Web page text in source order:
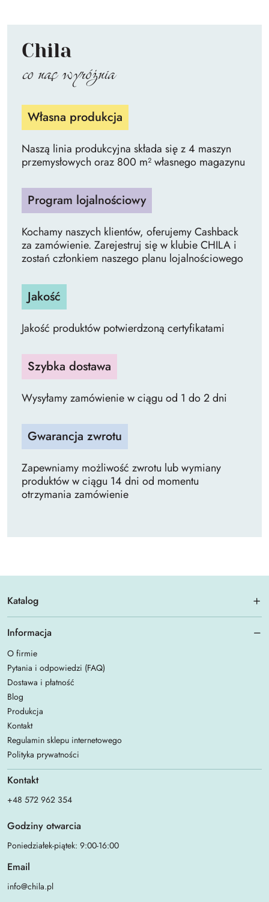
Chila
co nas wyróżnia
Własna produkcja
Naszą linia produkcyjna składa się z 4 maszyn
przemysłowych oraz 800 m² własnego magazynu
Program lojalnościowy
Kochamy naszych klientów, oferujemy Cashback
za zamówienie. Zarejestruj się w klubie CHILA i
zostań członkiem naszego planu lojalnościowego
Jakość
Jakość produktów potwierdzoną certyfikatami
Szybka dostawa
Wysyłamy zamówienie w ciągu od 1 do 2 dni
Gwarancja zwrotu
Zapewniamy możliwość zwrotu lub wymiany
produktów w ciągu 14 dni od momentu
otrzymania zamówienie
Katalog
Informacja
O firmie
Pytania i odpowiedzi (FAQ)
Dostawa i płatność
Blog
Produkcja
Kontakt
Regulamin sklepu internetowego
Polityka prywatności
Kontakt
+48 572 962 354
Godziny otwarcia
Poniedziałek-piątek: 9:00-16:00
Email
info@chila.pl